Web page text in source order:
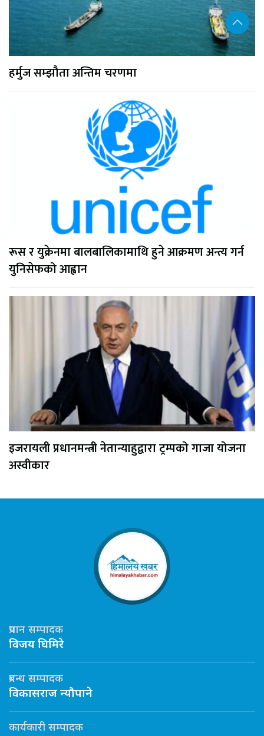
हर्मुज सम्झौता अन्तिम चरणमा
रूस र युक्रेनमा बालबालिकामाथि हुने आक्रमण अन्त्य गर्न
युनिसेफको आह्वान
इजरायली प्रधानमन्त्री नेतान्याहुद्वारा ट्रम्पको गाजा योजना
अस्वीकार
प्रधान सम्पादक
विजय घिमिरे
प्रबन्ध सम्पादक
विकासराज न्यौपाने
कार्यकारी सम्पादक